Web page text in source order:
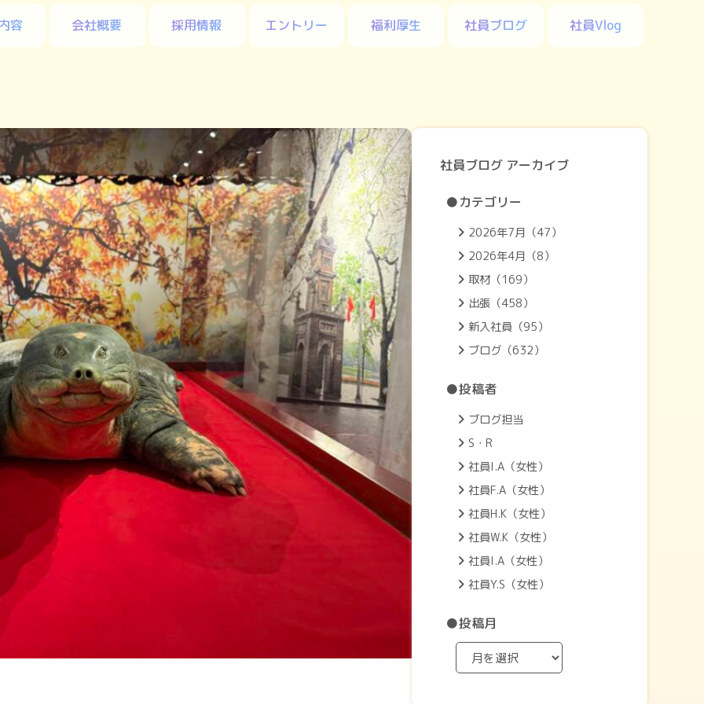
容 会社概要 採用情報 エントリー 福利厚生 社員ブログ 社員Vlog
社員ブログ アーカイブ
●カテゴリー
2026年7月（47）
2026年4月（8）
取材（169）
出張（458）
新入社員（95）
ブログ（632）
●投稿者
ブログ担当
S・R
社員I.A（女性）
社員F.A（女性）
社員H.K（女性）
社員W.K（女性）
社員I.A（女性）
社員Y.S（女性）
●投稿月